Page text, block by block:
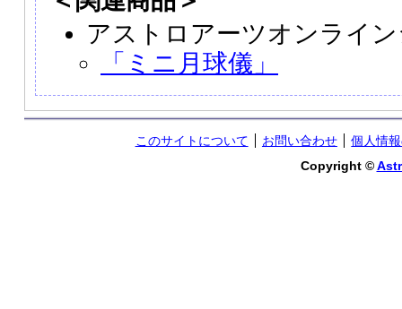
アストロアーツオンライ
「ミニ月球儀」
このサイトについて お問い合わせ
個人情
Copyright ©